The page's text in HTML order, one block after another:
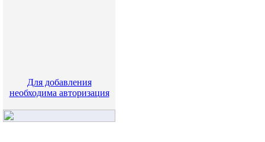
Для добавления
необходима авторизация